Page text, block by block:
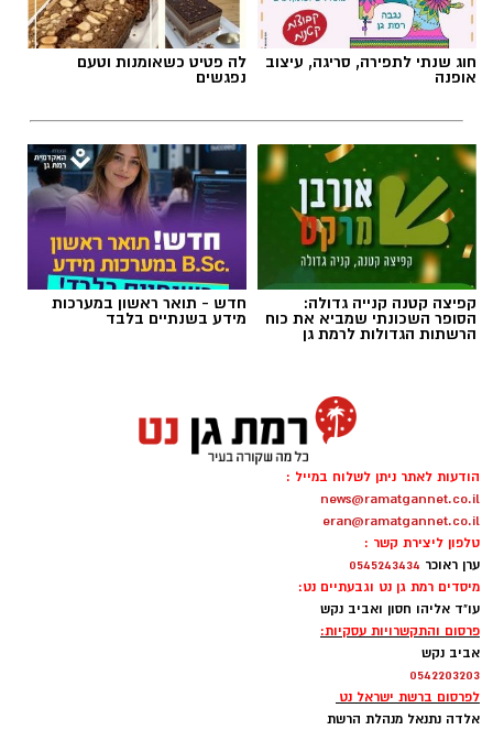
חוג שנתי לתפירה, סריגה, עיצוב
אופנה
לה פטיט כשאומנות וטעם
נפגשים
קפיצה קטנה קנייה גדולה:
הסופר השכונתי שמביא את כוח
הרשתות הגדולות לרמת גן
חדש - תואר ראשון במערכות
מידע בשנתיים בלבד
הודעות לאתר ניתן לשלוח במייל :
news@ramatgannet.co.il
eran@ramatgannet.co.il
טלפון ליצירת קשר :
ערן ראוכר 0545243434
מיסדים רמת גן נט וגבעתיים נט:
עו"ד אליהו חסון ואביב נקש
פרסום והתקשרויות עסקיות:
אביב נקש
0542203203
לפרסום ברשת ישראל נט
אלדה נתנאל מנהלת הרשת